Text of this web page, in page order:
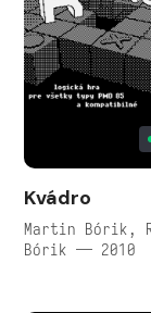
Kvádro
Martin Bórik,
Bórik — 2010